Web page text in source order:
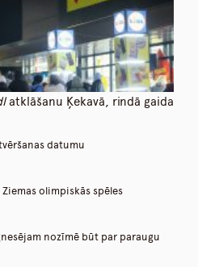
atklāšanu Ķekavā, rindā gaida
datumu
olimpiskās spēles
nozīmē būt par paraugu